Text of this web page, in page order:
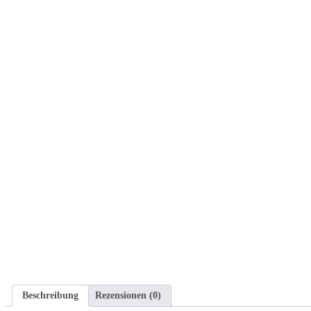
Beschreibung
Rezensionen (0)